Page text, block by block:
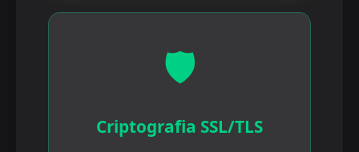
🛡️
Criptografia SSL/TLS